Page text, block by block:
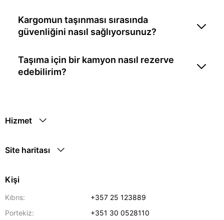
Kargomun taşınması sırasında
güvenliğini nasıl sağlıyorsunuz?
Taşıma için bir kamyon nasıl rezerve
edebilirim?
Hizmet
Site haritası
Kişi
Kıbrıs:
+357 25 123889
Portekiz:
+351 30 0528110